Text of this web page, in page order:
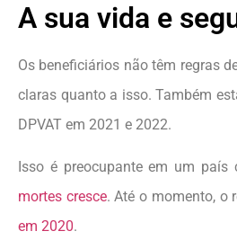
A sua vida e
Os beneficiários não têm regras
claras quanto a isso. Também
DPVAT em 2021 e 2022.
Isso é preocupante em um
mortes cresce. Até o momento, o
em 2020.